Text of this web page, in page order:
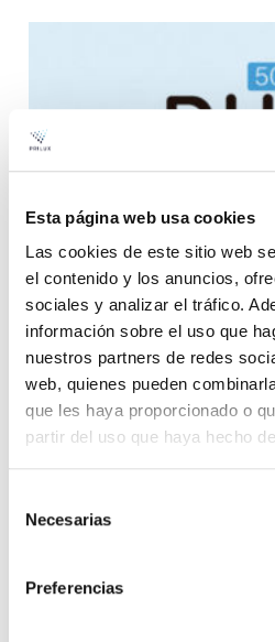
Esta página web usa cookies
Las cookies de este sitio web
el contenido y los anuncios,
sociales y analizar el tráfico.
información sobre el uso que
nuestros partners de redes
web, quienes pueden
que les haya proporcionado o
partir del uso que haya hecho
Necesarias
Preferencias
Le gouvernement
d’aide aux projets
pour les
démographique.
les conseils municipaux, les
autres entités ayant un champ